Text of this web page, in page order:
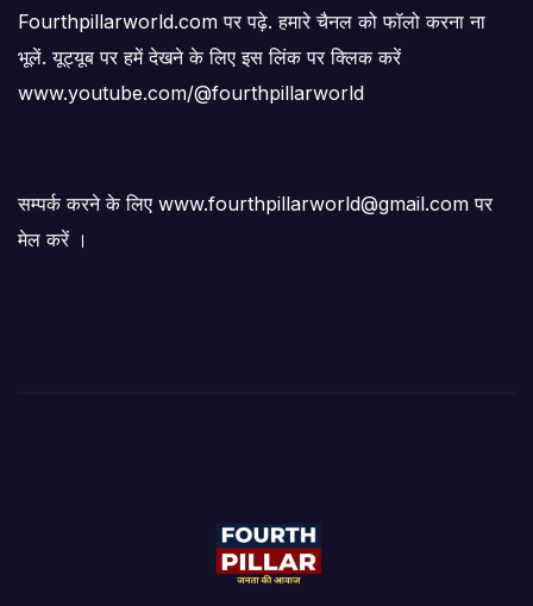
Fourthpillarworld.com पर पढ़े. हमारे चैनल को फॉलो करना ना
भूलें. यूट्यूब पर हमें देखने के लिए इस लिंक पर क्लिक करें
www.youtube.com/@fourthpillarworld
सम्पर्क करने के लिए www.fourthpillarworld@gmail.com पर
मेल करें ।